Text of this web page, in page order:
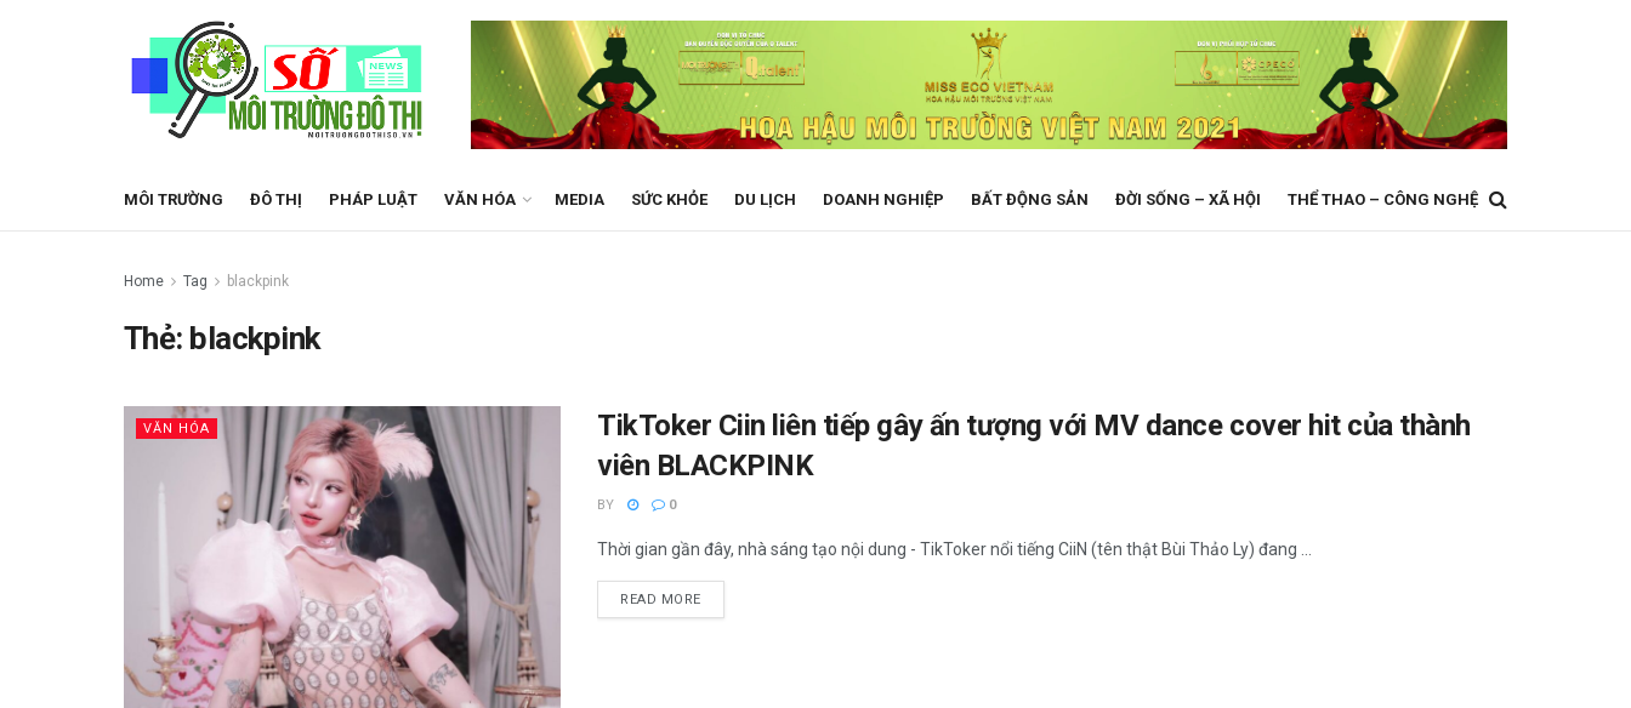
MÔI TRƯỜNG ĐÔ THỊ PHÁP LUẬT VĂN HÓA MEDIA SỨC KHỎE DU LỊCH DOANH NGHIỆP BẤT ĐỘNG SẢN ĐỜI SỐNG – XÃ HỘI THỂ THAO – CÔNG NGHỆ
Home Tag blackpink
Thẻ: blackpink
VĂN HÓA
TikToker Ciin liên tiếp gây ấn tượng với MV dance cover hit của thành
viên BLACKPINK
BY 0
Thời gian gần đây, nhà sáng tạo nội dung - TikToker nổi tiếng CiiN (tên thật Bùi Thảo Ly) đang ...
READ MORE